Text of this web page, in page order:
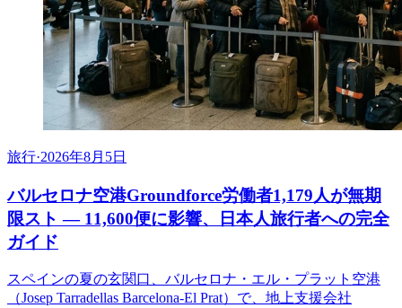
旅行·2026年8月5日
バルセロナ空港Groundforce労働者1,179人が無期
限スト ― 11,600便に影響、日本人旅行者への完全
ガイド
スペインの夏の玄関口、バルセロナ・エル・プラット空港
（Josep Tarradellas Barcelona-El Prat）で、地上支援会社